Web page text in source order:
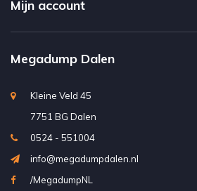
Mijn account
Megadump Dalen
Kleine Veld 45
7751 BG Dalen
0524 - 551004
info@megadumpdalen.nl
/MegadumpNL